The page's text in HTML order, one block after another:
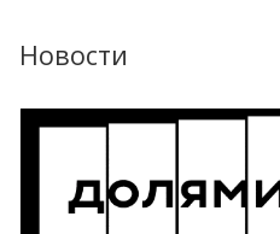
Новости